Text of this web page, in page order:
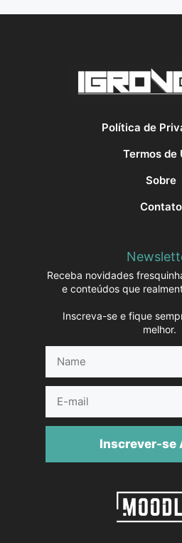
Política de
Termos de
Sobre
Contato
Receba novidades
e conteúdos que
Inscreva-se e fique
melhor.
mail
Inscrever-se